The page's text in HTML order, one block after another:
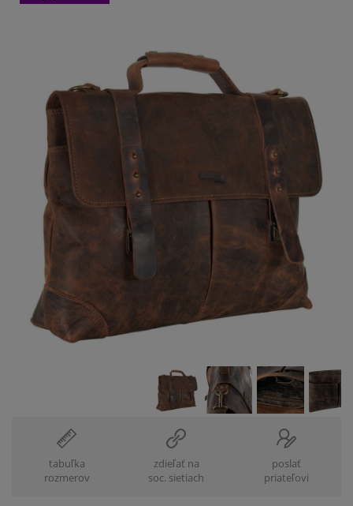
tabuľka
rozmerov
zdieľať na
soc. sietiach
poslať
priateľovi